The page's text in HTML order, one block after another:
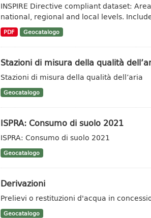
INSPIRE Directive compliant dataset:
national, regional and local levels.
PDF Geocatalogo
Stazioni di misura della qualità
Stazioni di misura della qualità dell’aria
Geocatalogo
ISPRA: Consumo di suolo 2021
ISPRA: Consumo di suolo 2021
Geocatalogo
Derivazioni
Prelievi o restituzioni d'acqua in
Geocatalogo